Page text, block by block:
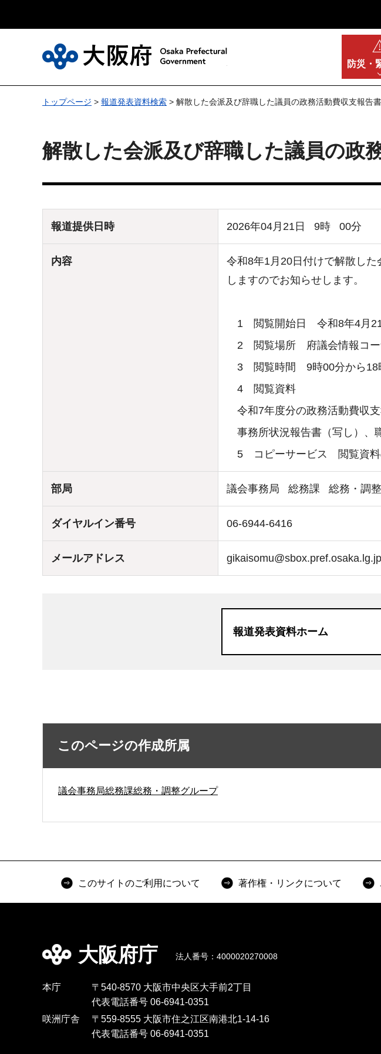
防災・
トップページ > 報道発表資料検索 > 解散した会派及び辞職した議員の政務活動費収支報告
解散した会派及び辞職した議員の政
報道提供日時 2026年04月21日 9時 00分
内容
令和8年1月20日付けで解散し
しますのでお知らせします。
1 閲覧開始日 令和8年4月21
2 閲覧場所 府議会情報コー
3 閲覧時間 9時00分から18時
4 閲覧資料
令和7年度分の政務活動費収支
事務所状況報告書（写し）、
5 コピーサービス 閲覧資料
部局 議会事務局 総務課 総務・調
ダイヤルイン番号 06-6944-6416
メールアドレス gikaisomu@sbox.pref.osaka.lg.jp
報道発表資料ホーム
このページの作成所属
議会事務局総務課総務・調整グループ
このサイトのご利用について 著作権・リンクについて
大阪府庁 法人番号：4000020270008
本庁
〒540-8570 大阪市中央区大手前2丁目
代表電話番号 06-6941-0351
咲洲庁舎
〒559-8555 大阪市住之江区南港北1-14-16
代表電話番号 06-6941-0351